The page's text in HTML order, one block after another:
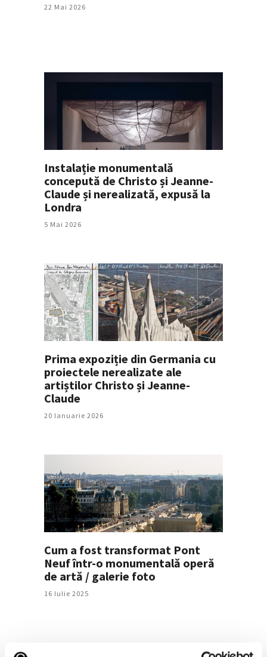
22 Mai 2026
Instalație monumentală
concepută de Christo și Jeanne-
Claude și nerealizată, expusă la
Londra
5 Mai 2026
Prima expoziție din Germania cu
proiectele nerealizate ale
artiștilor Christo și Jeanne-
Claude
20 Ianuarie 2026
Cum a fost transformat Pont
Neuf într-o monumentală operă
de artă / galerie foto
16 Iulie 2025